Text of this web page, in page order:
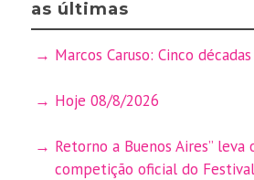
as últimas
Marcos Caruso: Cinco
Hoje 08/8/2026
Retorno a Buenos Aires”
competição oficial do